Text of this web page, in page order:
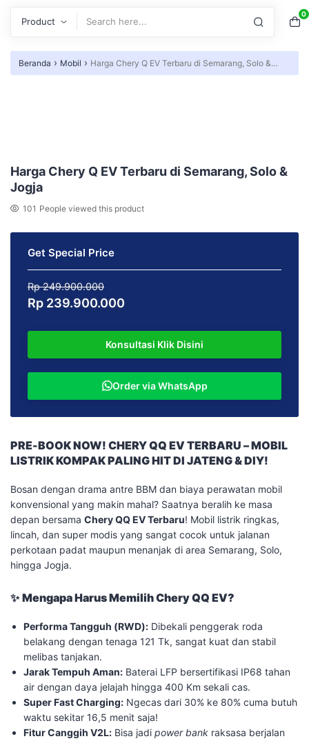
0
Beranda › Mobil › Harga Chery Q EV Terbaru di Semarang, Solo &
Harga Chery Q EV Terbaru di Semarang, Solo &
Jogja
101 People viewed this product
Get Special Price
Rp249.900.000
Harga
adalah:
Rp 249.900.000.
Rp 239.900.000
ini
adalah:
Rp 239.900.000.
Konsultasi Klik Disini
Order via WhatsApp
PRE-BOOK NOW! CHERY QQ EV TERBARU – MOBIL
LISTRIK KOMPAK PALING HIT DI JATENG & DIY!
​Bosan dengan drama antre BBM dan biaya perawatan mobil
konvensional yang makin mahal? Saatnya beralih ke masa
depan bersama Chery QQ EV Terbaru! Mobil listrik ringkas,
lincah, dan super modis yang sangat cocok untuk jalanan
perkotaan padat maupun menanjak di area Semarang, Solo,
hingga Jogja.
​✨Mengapa Harus Memilih Chery QQ EV?
Performa Tangguh (RWD): Dibekali penggerak roda
belakang dengan tenaga 121 Tk, sangat kuat dan stabil
melibas tanjakan.
Jarak Tempuh Aman: Baterai LFP bersertifikasi IP68 tahan
air dengan daya jelajah hingga 400 Km sekali cas.
Super Fast Charging: Ngecas dari 30% ke 80% cuma butuh
waktu sekitar 16,5 menit saja!
Fitur Canggih V2L: Bisa jadipower bank raksasa berjalan